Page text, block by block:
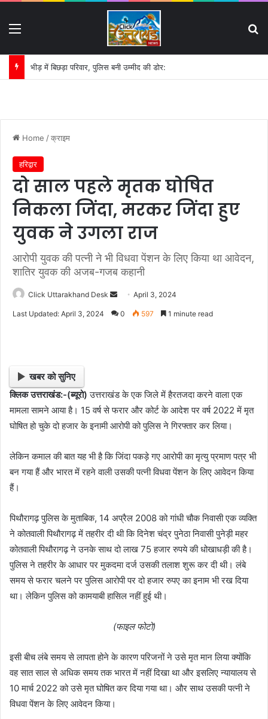
भीड़ में बिछड़ा परिवार, पुलिस बनी उम्मीद की डोर:
Home /क्राइम
हरिद्वार
दो साल पहले मृतक घोषित
निकला जिंदा, मरकर जिंदा हुए
युवक ने उगला राज
आरोपी युवक की पत्नी ने भी विधवा पेंशन के लिए किया था आवेदन,
शातिर युवक की अजब-गजब कहानी
Click Uttarakhand Desk
m
a
i
April 3, 2024
Last Updated: April 3, 2024 0 597 1 minute read
खबर को सुनिए
क्लिक उत्तराखंड:-(ब्यूरो) उत्तराखंड के एक जिले में हैरतजदा करने वाला एक
मामला सामने आया है। 15 वर्ष से फरार और कोर्ट के आदेश पर वर्ष 2022 में मृत
घोषित हो चुके दो हजार के इनामी आरोपी को पुलिस ने गिरफ्तार कर लिया।
लेकिन कमाल की बात यह भी है कि जिंदा पकड़े गए आरोपी का मृत्यु प्रमाण पत्र भी
बन गया हैं और भारत में रहने वाली उसकी पत्नी विधवा पेंशन के लिए आवेदन किया
हैं।
पिथौरागढ़ पुलिस के मुताबिक, 14 अप्रैल 2008 को गांधी चौक निवासी एक व्यक्ति
ने कोतवाली पिथौरागढ़ में तहरीर दी थी कि दिनेश चंद्र पुनेठा निवासी पुनेड़ी महर
कोतवाली पिथौरागढ़ ने उनके साथ दो लाख 75 हजार रुपये की धोखाधड़ी की है।
पुलिस ने तहरीर के आधार पर मुकदमा दर्ज उसकी तलाश शुरू कर दी थी। लंबे
समय से फरार चलने पर पुलिस आरोपी पर दो हजार रुपए का इनाम भी रख दिया
था। लेकिन पुलिस को कामयाबी हासिल नहीं हुई थी।
(फाइल फोटो)
इसी बीच लंबे समय से लापता होने के कारण परिजनों ने उसे मृत मान लिया क्योंकि
वह सात साल से अधिक समय तक भारत में नहीं दिखा था और इसलिए न्यायालय से
10 मार्च 2022 को उसे मृत घोषित कर दिया गया था। और साथ उसकी पत्नी ने
विधवा पेंशन के लिए आवेदन किया।